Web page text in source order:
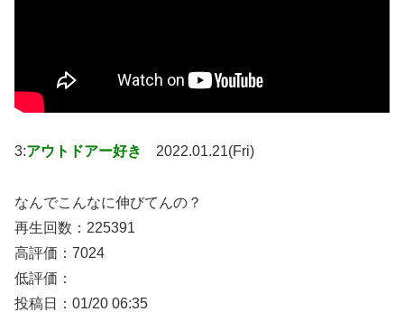
3:アウトドアー好き 2022.01.21(Fri)
なんでこんなに伸びてんの？
再生回数：225391
高評価：7024
低評価：
投稿日：01/20 06:35